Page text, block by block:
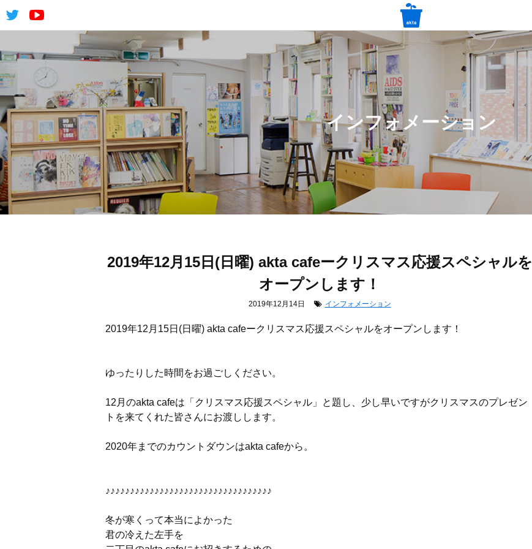
インフォメーション
2019年12月15日(日曜) akta cafeークリスマス応援スペシャルを
オープンします！
2019年12月14日 インフォメーション
2019年12月15日(日曜) akta cafeークリスマス応援スペシャルをオープンします！
ゆったりした時間をお過ごしください。
12月のakta cafeは「クリスマス応援スペシャル」と題し、少し早いですがクリスマスのプレゼン
トを来てくれた皆さんにお渡しします。
2020年までのカウントダウンはakta cafeから。
♪♪♪♪♪♪♪♪♪♪♪♪♪♪♪♪♪♪♪♪♪♪♪♪♪♪♪♪♪♪♪♪♪♪
冬が寒くって本当によかった
君の冷えた左手を